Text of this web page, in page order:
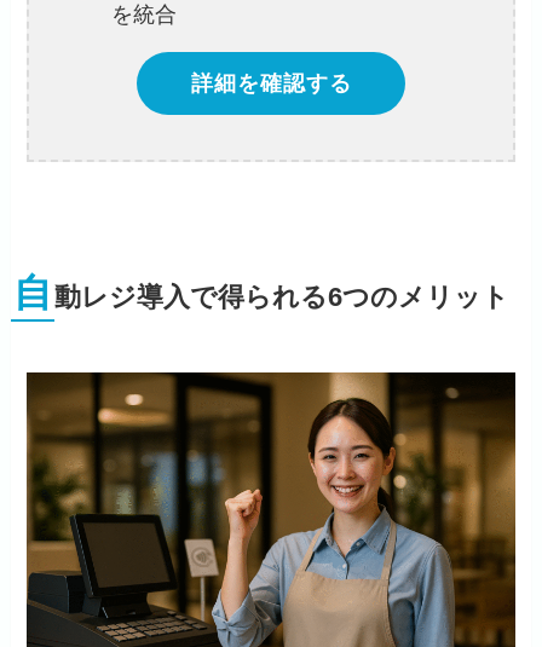
を統合
詳細を確認する
自 動レジ導入で得られる6つのメリット